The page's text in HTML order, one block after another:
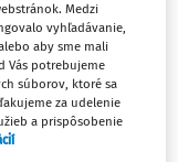
môže obec
už formálne
poriadku
Medzi
vyhľadávanie,
aby sme mali
Vás potrebujeme
súborov, ktoré sa
za udelenie
a prispôsobenie